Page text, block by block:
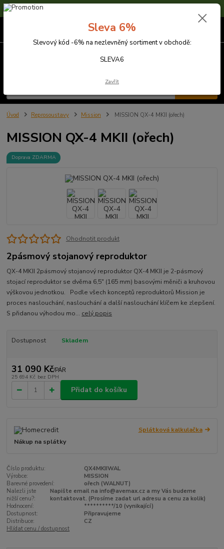
Sleva 6% na nezlevněné zboží s kódem SLEVA6
Úvod Reprosoustavy Mission MISSION QX-4 MKII (ořech)
MISSION QX-4 MKII (ořech)
Doprava ZDARMA
Ohodnotit produkt
2pásmový stojanový reproduktor
QX-4 MKII 2pásmový stojanový reproduktor QX-4 MKII je 2-pásmový
stojací reproduktor se dvěma 6,5″ (165 mm) basovými měniči a kruhovou
výškovou jednotkou. Podle všech konceptů reproduktorů Mission je
proces naslouchání, naslouchání a další naslouchání klíčem ke zlepšení.
S přidanou výhodou mo... celý popis
Dostupnost Skladem
31 090 Kč/PÁR
25 694 Kč bez DPH
Přidat do košíku
Splátková kalkulačka
Nákup na splátky
Číslo produktu:
QX4MKIIWAL
Výrobce:
MISSION
Barevné provedení:
ořech (WALNUT)
Nalezli jste
nižší cenu?:
Napište email na info@avemax.cz a my Vás budeme
kontaktovat. (Prosíme zadat url adresu a cenu za kolik)
Hodnocení:
**********/10 (vynikající)
Dostupnost:
Připravujeme
Distribuce:
CZ
Hlídat cenu / dostupnost
Sleva 6%
Slevový kód -6% na nezlevněný sortiment v obchodě:
SLEVA6
Zavřít